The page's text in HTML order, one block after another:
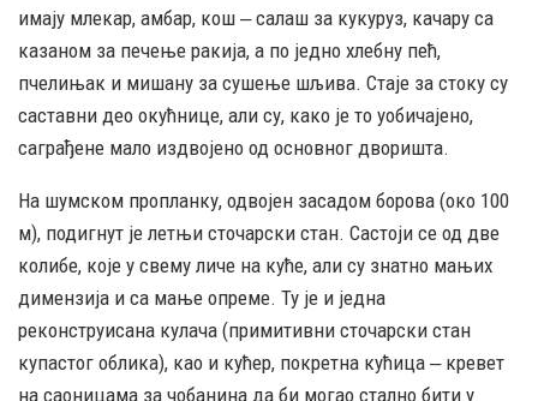
имају млекар, амбар, кош ‒ салаш за кукуруз, качару са
казаном за печење ракија, а по једно хлебну пећ,
пчелињак и мишану за сушење шљива. Стаје за стоку су
саставни део окућнице, али су, како је то уобичајено,
саграђене мало издвојено од основног дворишта.
На шумском пропланку, одвојен засадом борова (око 100
м), подигнут је летњи сточарски стан. Састоји се од две
колибе, које у свему личе на куће, али су знатно мањих
димензија и са мање опреме. Ту је и једна
реконструисана кулача (примитивни сточарски стан
купастог облика), као и кућер, покретна кућица ‒ кревет
на саоницама за чобанина да би могао стално бити у